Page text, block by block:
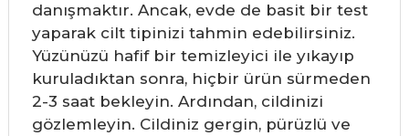
danışmaktır. Ancak, evde de basit bir test
yaparak cilt tipinizi tahmin edebilirsiniz.
Yüzünüzü hafif bir temizleyici ile yıkayıp
kuruladıktan sonra, hiçbir ürün sürmeden
2-3 saat bekleyin. Ardından, cildinizi
gözlemleyin. Cildiniz gergin, pürüzlü ve